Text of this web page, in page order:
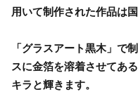
用いて制作された作品は
「グラスアート黒木」で
スに金箔を溶着させてあ
キラと輝きます。